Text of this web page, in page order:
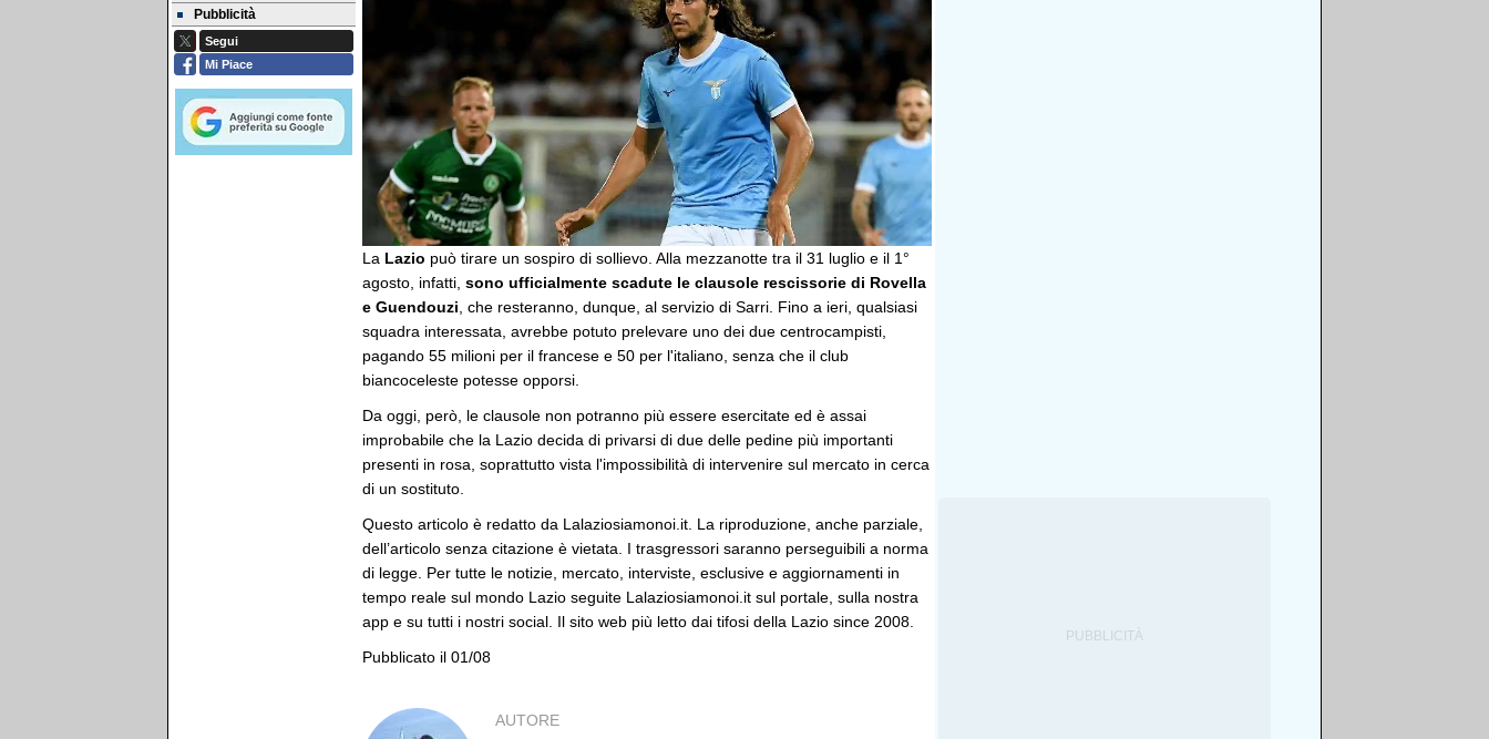
Pubblicità
Segui
Mi Piace
La Lazio può tirare un sospiro di sollievo. Alla mezzanotte tra il 31 luglio e il 1°
agosto, infatti, sono ufficialmente scadute le clausole rescissorie di Rovella
e Guendouzi , che resteranno, dunque, al servizio di Sarri. Fino a ieri, qualsiasi
squadra interessata, avrebbe potuto prelevare uno dei due centrocampisti,
pagando 55 milioni per il francese e 50 per l'italiano, senza che il club
biancoceleste potesse opporsi.
Da oggi, però, le clausole non potranno più essere esercitate ed è assai
improbabile che la Lazio decida di privarsi di due delle pedine più importanti
presenti in rosa, soprattutto vista l'impossibilità di intervenire sul mercato in cerca
di un sostituto.
Questo articolo è redatto da Lalaziosiamonoi.it. La riproduzione, anche parziale,
dell’articolo senza citazione è vietata. I trasgressori saranno perseguibili a norma
di legge. Per tutte le notizie, mercato, interviste, esclusive e aggiornamenti in
tempo reale sul mondo Lazio seguite Lalaziosiamonoi.it sul portale, sulla nostra
app e su tutti i nostri social. Il sito web più letto dai tifosi della Lazio since 2008.
Pubblicato il 01/08
AUTORE